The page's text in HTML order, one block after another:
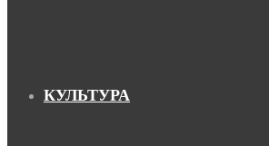
КУЛЬТУРА